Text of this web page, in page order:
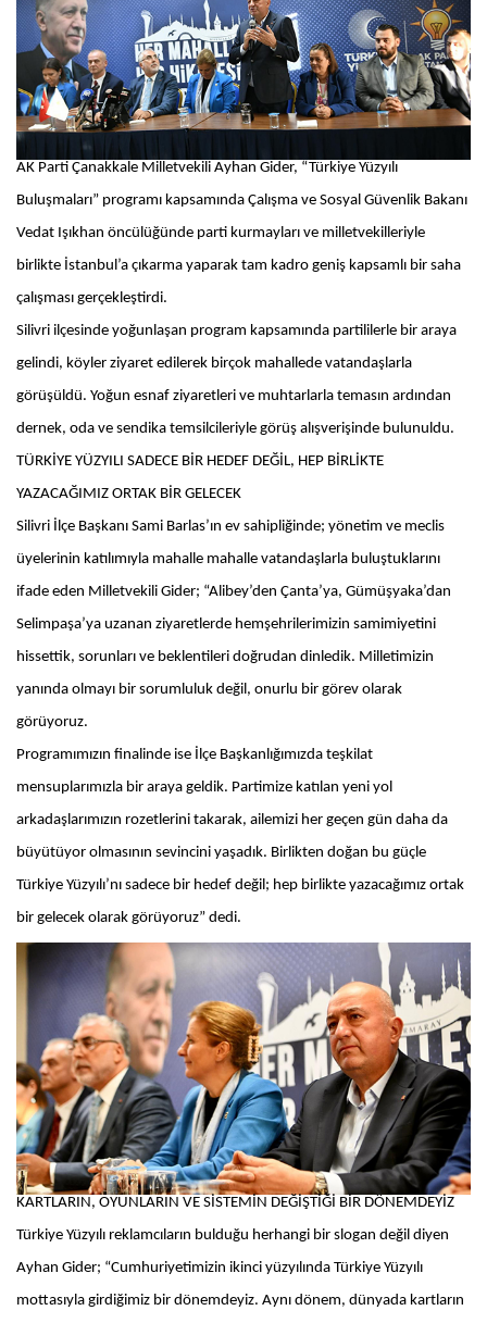
AK Parti Çanakkale Milletvekili Ayhan Gider, “Türkiye Yüzyılı
Buluşmaları” programı kapsamında Çalışma ve Sosyal Güvenlik Bakanı
Vedat Işıkhan öncülüğünde parti kurmayları ve milletvekilleriyle
birlikte İstanbul’a çıkarma yaparak tam kadro geniş kapsamlı bir saha
çalışması gerçekleştirdi.
Silivri ilçesinde yoğunlaşan program kapsamında partililerle bir araya
gelindi, köyler ziyaret edilerek birçok mahallede vatandaşlarla
görüşüldü. Yoğun esnaf ziyaretleri ve muhtarlarla temasın ardından
dernek, oda ve sendika temsilcileriyle görüş alışverişinde bulunuldu.
TÜRKİYE YÜZYILI SADECE BİR HEDEF DEĞİL, HEP BİRLİKTE
YAZACAĞIMIZ ORTAK BİR GELECEK
Silivri İlçe Başkanı Sami Barlas’ın ev sahipliğinde; yönetim ve meclis
üyelerinin katılımıyla mahalle mahalle vatandaşlarla buluştuklarını
ifade eden Milletvekili Gider; “Alibey’den Çanta’ya, Gümüşyaka’dan
Selimpaşa’ya uzanan ziyaretlerde hemşehrilerimizin samimiyetini
hissettik, sorunları ve beklentileri doğrudan dinledik. Milletimizin
yanında olmayı bir sorumluluk değil, onurlu bir görev olarak
görüyoruz.
Programımızın finalinde ise İlçe Başkanlığımızda teşkilat
mensuplarımızla bir araya geldik. Partimize katılan yeni yol
arkadaşlarımızın rozetlerini takarak, ailemizi her geçen gün daha da
büyütüyor olmasının sevincini yaşadık. Birlikten doğan bu güçle
Türkiye Yüzyılı’nı sadece bir hedef değil; hep birlikte yazacağımız ortak
bir gelecek olarak görüyoruz” dedi.
KARTLARIN, OYUNLARIN VE SİSTEMİN DEĞİŞTİĞİ BİR DÖNEMDEYİZ
Türkiye Yüzyılı reklamcıların bulduğu herhangi bir slogan değil diyen
Ayhan Gider; “Cumhuriyetimizin ikinci yüzyılında Türkiye Yüzyılı
mottasıyla girdiğimiz bir dönemdeyiz. Aynı dönem, dünyada kartların